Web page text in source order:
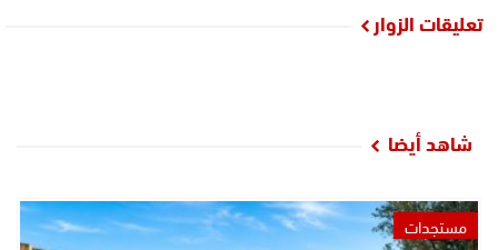
تعليقات الزوار
شاهد أيضا
مستجدات